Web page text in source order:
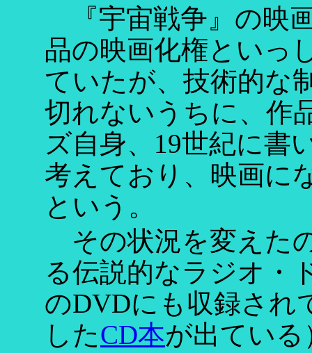
『宇宙戦争』の映
品の映画化権といっ
ていたが、技術的な
切れないうちに、作
ズ自身、19世紀に書
考えており、映画に
という。
その状況を変えた
る伝説的なラジオ・
のDVDにも収録され
したCD本が出ている